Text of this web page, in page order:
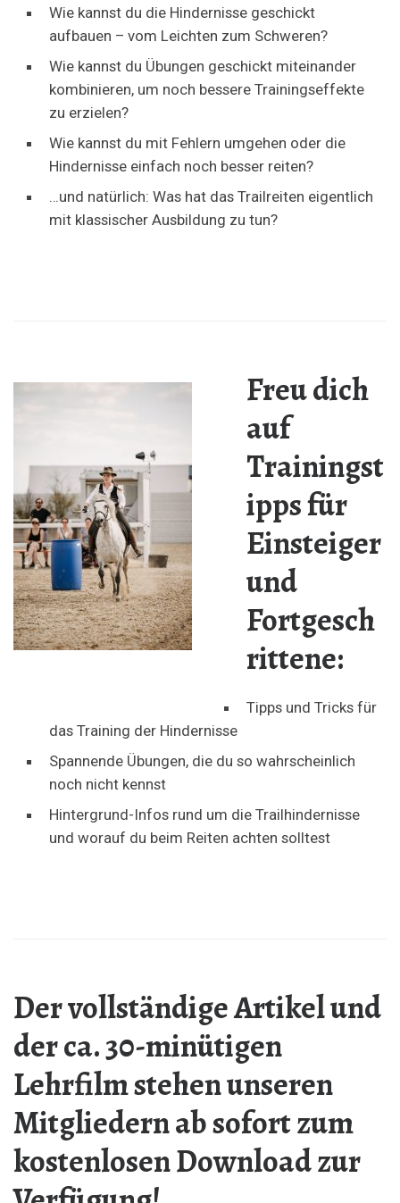
Wie kannst du die Hindernisse geschickt
aufbauen – vom Leichten zum Schweren?
Wie kannst du Übungen geschickt miteinander
kombinieren, um noch bessere Trainingseffekte
zu erzielen?
Wie kannst du mit Fehlern umgehen oder die
Hindernisse einfach noch besser reiten?
…und natürlich: Was hat das Trailreiten eigentlich
mit klassischer Ausbildung zu tun?
Freu dich
auf
Trainingst
ipps für
Einsteiger
und
Fortgesch
rittene:
Tipps und Tricks für
das Training der Hindernisse
Spannende Übungen, die du so wahrscheinlich
noch nicht kennst
Hintergrund-Infos rund um die Trailhindernisse
und worauf du beim Reiten achten solltest
Der vollständige Artikel und
der ca. 30-minütigen
Lehrfilm stehen unseren
Mitgliedern ab sofort zum
kostenlosen Download zur